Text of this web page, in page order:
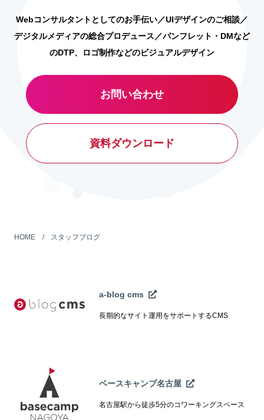
Webコンサルタントとしてのお手伝い／UIデザインのご相談／
デジタルメディアの総合プロデュース／パンフレット・DMなど
のDTP、ロゴ制作などのビジュアルデザイン
お問い合わせ
資料ダウンロード
HOME スタッフブログ
a-blog cms
長期的なサイト運用をサポートするCMS
ベースキャンプ名古屋
名古屋駅から徒歩5分のコワーキングスペース